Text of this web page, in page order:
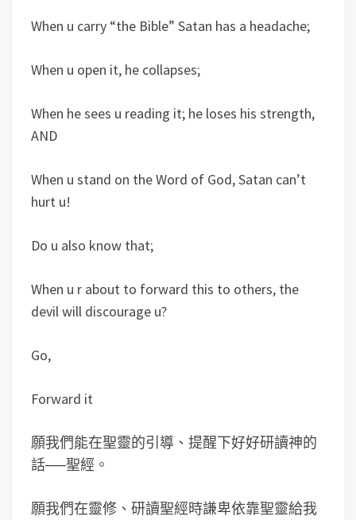
When u carry “the Bible” Satan has a headache;
When u open it, he collapses;
When he sees u reading it; he loses his strength,
AND
When u stand on the Word of God, Satan can’t
hurt u!
Do u also know that;
When u r about to forward this to others, the
devil will discourage u?
Go,
Forward it
願我們能在聖靈的引導、提醒下好好研讀神的
話──聖經。
願我們在靈修、研讀聖經時謙卑依靠聖靈給我